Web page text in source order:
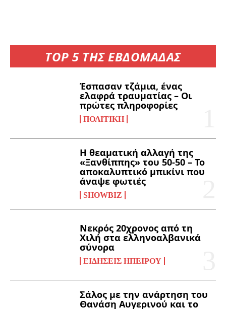
TOP 5 ΤΗΣ ΕΒΔΟΜΑΔΑΣ
Έσπασαν τζάμια, ένας
ελαφρά τραυματίας – Οι
πρώτες πληροφορίες
ΠΟΛΙΤΙΚΉ
Η θεαματική αλλαγή της
«Ξανθίππης» του 50-50 – Το
αποκαλυπτικό μπικίνι που
άναψε φωτιές
SHOWBIZ
Νεκρός 20χρονος από τη
Χιλή στα ελληνοαλβανικά
σύνορα
ΕΙΔΉΣΕΙΣ ΗΠΕΊΡΟΥ
Σάλος με την ανάρτηση του
Θανάση Αυγερινού και το